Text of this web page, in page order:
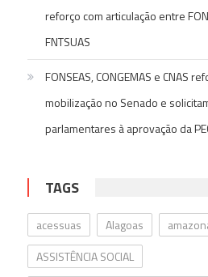
reforço com articulação entre
FNTSUAS
FONSEAS, CONGEMAS e CNAS
mobilização no Senado e
parlamentares à aprovação da
TAGS
acessuas Alagoas
ASSISTÊNCIA SOCIAL